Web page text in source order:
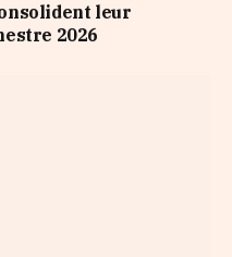
leur
2026